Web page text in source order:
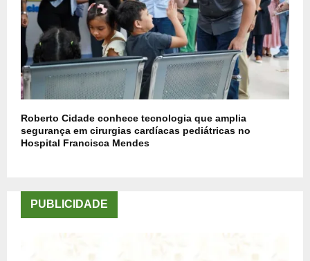
Roberto Cidade conhece tecnologia que amplia
segurança em cirurgias cardíacas pediátricas no
Hospital Francisca Mendes
PUBLICIDADE